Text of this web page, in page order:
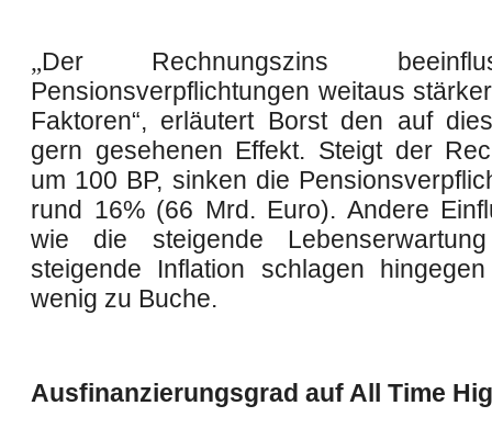
„Der Rechnungszins
Pensionsverpflichtungen weitaus
Faktoren“, erläutert Borst den auf
gern gesehenen Effekt. Steigt der
um 100 BP, sinken die
rund 16% (66 Mrd. Euro). Andere
wie die steigende
steigende Inflation schlagen
wenig zu Buche.
Ausfinanzierungsgrad auf All Time